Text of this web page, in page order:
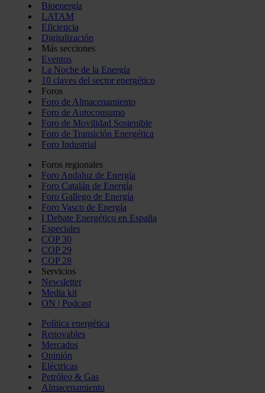
Bioenergía
LATAM
Eficiencia
Digitalización
Más secciones
Eventos
La Noche de la Energía
10 claves del sector energético
Foros
Foro de Almacenamiento
Foro de Autoconsumo
Foro de Movilidad Sostenible
Foro de Transición Energética
Foro Industrial
Foros regionales
Foro Andaluz de Energía
Foro Catalán de Energía
Foro Gallego de Energía
Foro Vasco de Energía
I Debate Energético en España
Especiales
COP 30
COP 29
COP 28
Servicios
Newsletter
Media kit
ON | Podcast
Política energética
Renovables
Mercados
Opinión
Eléctricas
Petróleo & Gas
Almacenamiento